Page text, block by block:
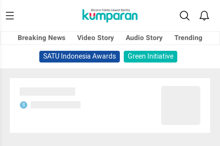
Breaking News Video Story Audio Story
Trending
SATU Indonesia Awards
Green Initiative
S